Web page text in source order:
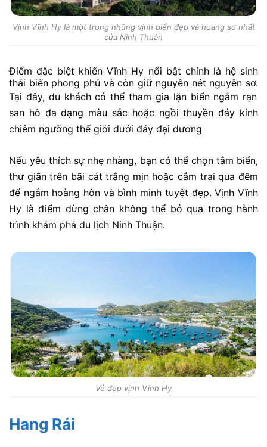
Vịnh Vĩnh Hy là một trong những vịnh biển đẹp và hoang sơ nhất
của Ninh Thuận
Điểm đặc biệt khiến Vĩnh Hy nổi bật chính là hệ sinh
thái biển phong phú và còn giữ nguyên nét nguyên sơ.
Tại đây, du khách có thể tham gia lặn biển ngắm rạn
san hô đa dạng màu sắc hoặc ngồi thuyền đáy kính
chiêm ngưỡng thế giới dưới đáy đại dương
Nếu yêu thích sự nhẹ nhàng, bạn có thể chọn tắm biển,
thư giãn trên bãi cát trắng mịn hoặc cắm trại qua đêm
để ngắm hoàng hôn và bình minh tuyệt đẹp. Vịnh Vĩnh
Hy là điểm dừng chân không thể bỏ qua trong hành
trình khám phá du lịch Ninh Thuận.
Vẻ đẹp vịnh Vĩnh Hy
Hang Rái